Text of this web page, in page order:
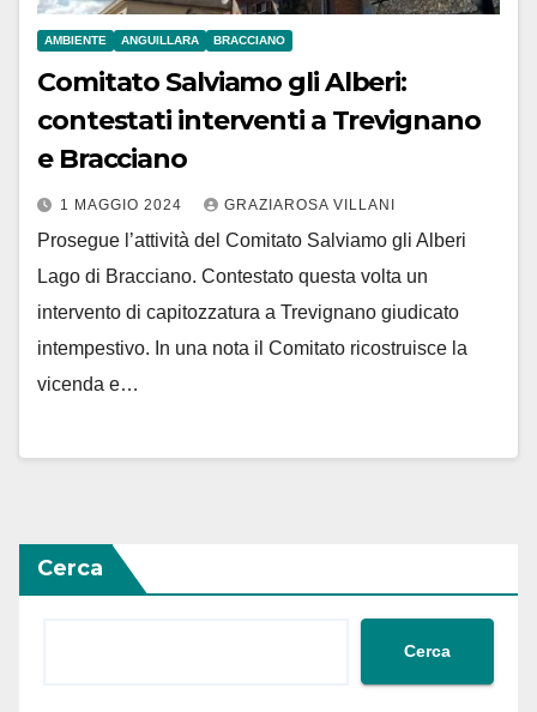
AMBIENTE ANGUILLARA BRACCIANO
Comitato Salviamo gli Alberi:
contestati interventi a Trevignano
e Bracciano
1 MAGGIO 2024 GRAZIAROSA VILLANI
Prosegue l’attività del Comitato Salviamo gli Alberi
Lago di Bracciano. Contestato questa volta un
intervento di capitozzatura a Trevignano giudicato
intempestivo. In una nota il Comitato ricostruisce la
vicenda e…
Cerca
Cerca